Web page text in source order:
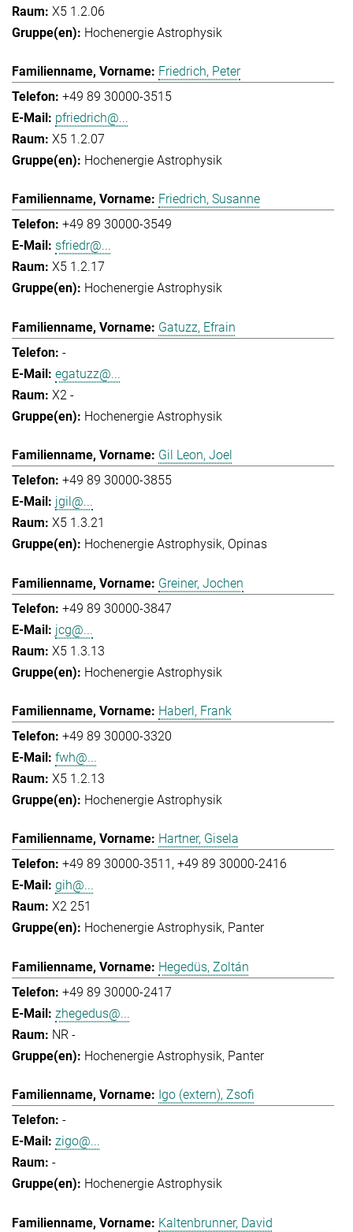
X5 1.2.06
Hochenergie Astrophysik
Friedrich, Peter
+49 89 30000-3515
pfriedrich@...
X5 1.2.07
Hochenergie Astrophysik
Friedrich, Susanne
+49 89 30000-3549
sfriedr@...
X5 1.2.17
Hochenergie Astrophysik
Gatuzz, Efrain
-
egatuzz@...
X2 -
Hochenergie Astrophysik
Gil Leon, Joel
+49 89 30000-3855
jgil@...
X5 1.3.21
Hochenergie Astrophysik Opinas
Greiner, Jochen
+49 89 30000-3847
jcg@...
X5 1.3.13
Hochenergie Astrophysik
Haberl, Frank
+49 89 30000-3320
fwh@...
X5 1.2.13
Hochenergie Astrophysik
Hartner, Gisela
+49 89 30000-3511 +49 89 30000-2416
gih@...
X2 251
Hochenergie Astrophysik Panter
Hegedüs, Zoltán
+49 89 30000-2417
zhegedus@...
NR -
Hochenergie Astrophysik Panter
Igo (extern), Zsofi
-
zigo@...
-
Hochenergie Astrophysik
Kaltenbrunner, David